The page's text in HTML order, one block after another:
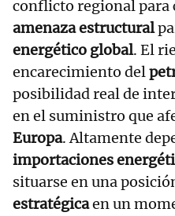
conflicto regional para
amenaza estructural
energético global. El
encarecimiento del
posibilidad real de
en el suministro que
Europa. Altamente
importaciones
situarse en una
estratégicaen un